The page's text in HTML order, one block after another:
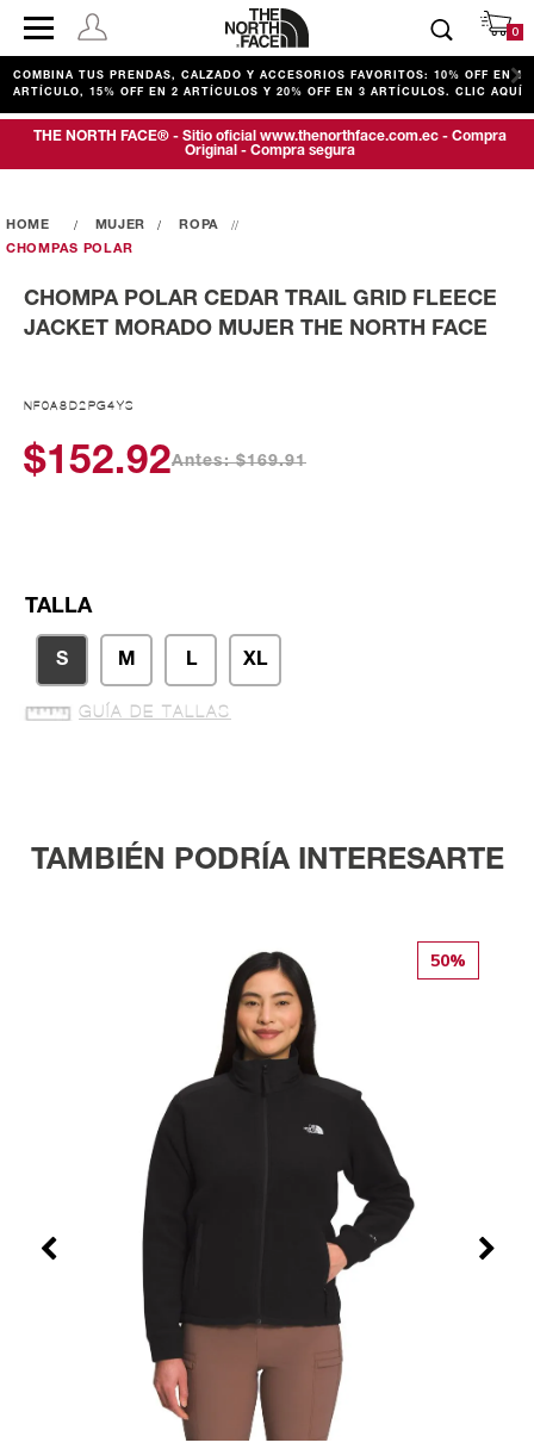
0
COMBINA TUS PRENDAS, CALZADO Y ACCESORIOS FAVORITOS: 10% OFF EN 1
ARTÍCULO, 15% OFF EN 2 ARTÍCULOS Y 20% OFF EN 3 ARTÍCULOS. CLIC AQUÍ
THE NORTH FACE® - Sitio oficial www.thenorthface.com.ec - Compra
Original - Compra segura
MUJER
ROPA
CHOMPAS POLAR
CHOMPA POLAR CEDAR TRAIL GRID FLEECE
JACKET MORADO MUJER THE NORTH FACE
NF0A8D2PG4YS
$152.92Antes: $169.91
TALLA
S M L XL
GUÍA DE TALLAS
TAMBIÉN PODRÍA INTERESARTE
50%